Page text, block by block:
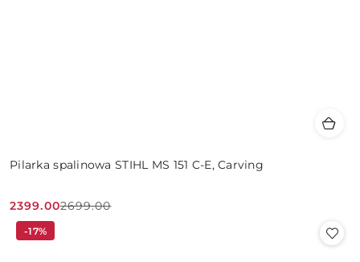
Pilarka spalinowa STIHL MS 151 C-E, Carving
Cena
promocyjna:
2399.00
Cena
przed
2699.00
-17%